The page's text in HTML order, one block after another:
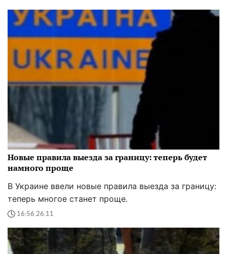
Новые правила выезда за границу: теперь будет
намного проще
В Украине ввели новые правила выезда за границу:
теперь многое станет проще.
16:56 26.11